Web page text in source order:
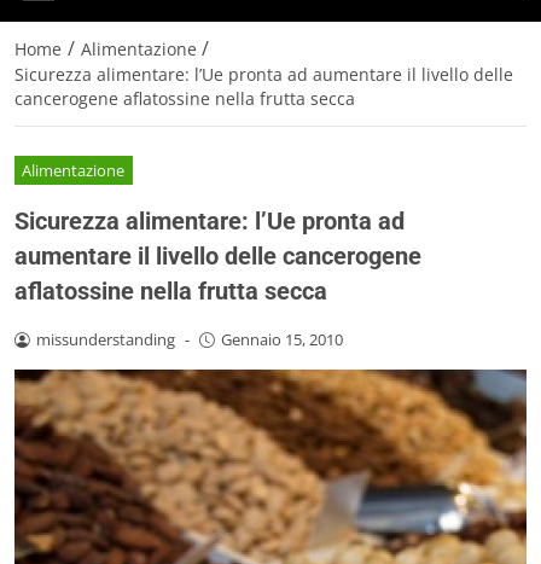
Home / Alimentazione /
Sicurezza alimentare: l’Ue pronta ad aumentare il livello delle
cancerogene aflatossine nella frutta secca
Alimentazione
Sicurezza alimentare: l’Ue pronta ad
aumentare il livello delle cancerogene
aflatossine nella frutta secca
missunderstanding - Gennaio 15, 2010